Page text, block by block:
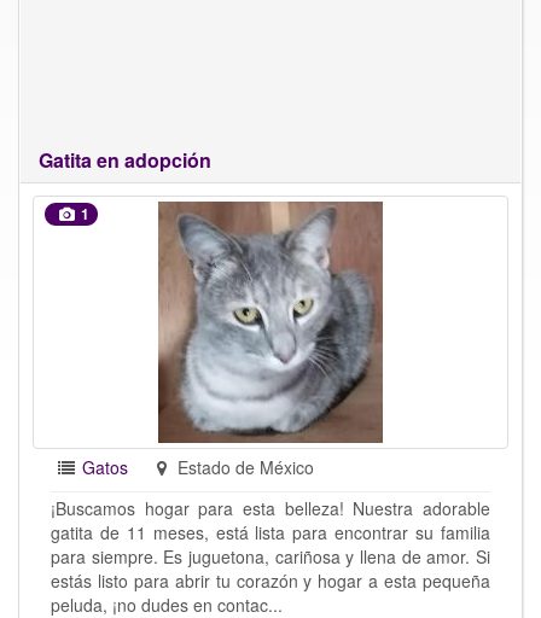
Gatita en adopción
1
Gatos
Estado de México
¡Buscamos hogar para esta belleza! Nuestra adorable
gatita de 11 meses, está lista para encontrar su familia
para siempre. Es juguetona, cariñosa y llena de amor. Si
estás listo para abrir tu corazón y hogar a esta pequeña
peluda, ¡no dudes en contac...